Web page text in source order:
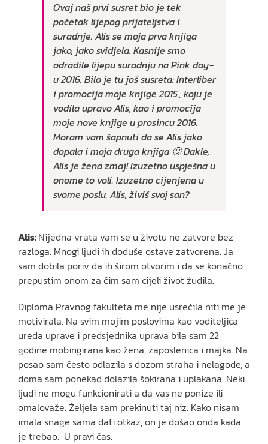
Ovaj naš prvi susret bio je tek
početak lijepog prijateljstva i
suradnje. Alis se moja prva knjiga
jako, jako svidjela. Kasnije smo
odradile lijepu suradnju na Pink day-
u 2016. Bilo je tu još susreta: Interliber
i promocija moje knjige 2015., koju je
vodila upravo Alis, kao i promocija
moje nove knjige u prosincu 2016.
Moram vam šapnuti da se Alis jako
dopala i moja druga knjiga 🙂 Dakle,
Alis je žena zmaj! Izuzetno uspješna u
onome to voli. Izuzetno cijenjena u
svome poslu. Alis, živiš svoj san?
Alis:Nijedna vrata vam se u životu ne zatvore bez
razloga. Mnogi ljudi ih doduše ostave zatvorena. Ja
sam dobila poriv da ih širom otvorim i da se konačno
prepustim onom za čim sam cijeli život žudila.
Diploma Pravnog fakulteta me nije usrećila niti me je
motivirala. Na svim mojim poslovima kao voditeljica
ureda uprave i predsjednika uprava bila sam 22
godine mobingirana kao žena, zaposlenica i majka. Na
posao sam često odlazila s dozom straha i nelagode, a
doma sam ponekad dolazila šokirana i uplakana. Neki
ljudi ne mogu funkcionirati a da vas ne ponize ili
omalovaže. Željela sam prekinuti taj niz. Kako nisam
imala snage sama dati otkaz, on je došao onda kada
je trebao. U pravi čas.